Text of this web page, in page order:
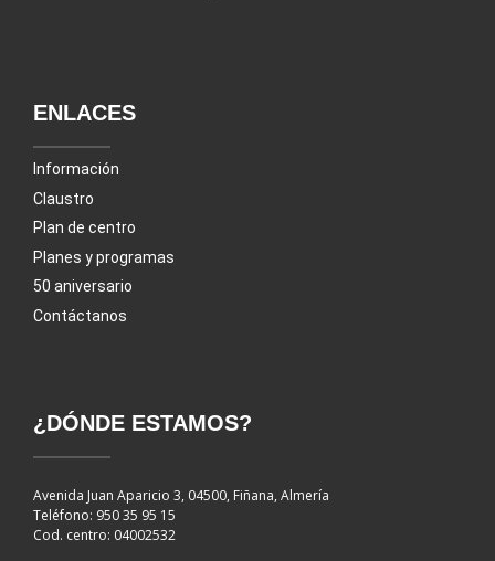
ENLACES
Información
Claustro
Plan de centro
Planes y programas
50 aniversario
Contáctanos
¿DÓNDE ESTAMOS?
Avenida Juan Aparicio 3, 04500, Fiñana, Almería
Teléfono: 950 35 95 15
Cod. centro: 04002532